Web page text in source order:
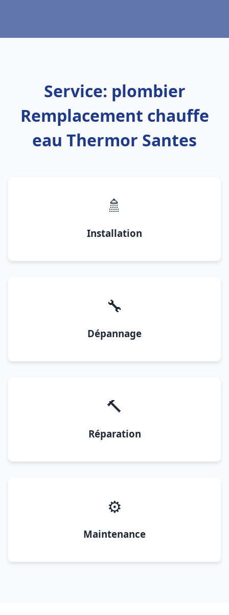
Service: plombier
Remplacement chauffe
eau Thermor Santes
🚿
Installation
🔧
Dépannage
🔨
Réparation
⚙️
Maintenance